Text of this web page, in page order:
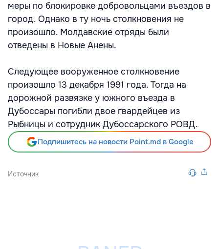
меры по блокировке добровольцами въездов в
город. Однако в ту ночь столкновения не
произошло. Молдавские отряды были
отведены в Новые Анены.
Следующее вооруженное столкновение
произошло 13 декабря 1991 года. Тогда на
дорожной развязке у южного въезда в
Дубоссары погибли двое гвардейцев из
Рыбницы и сотрудник Дубоссарского РОВД.
Подпишитесь на новости Point.md в Google
Источник